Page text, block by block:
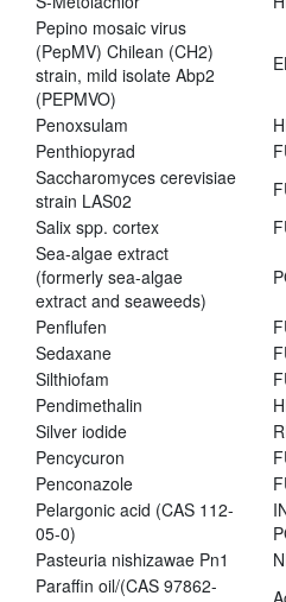
Pepino mosaic virus
(PepMV) Chilean (CH2)
strain, mild isolate Abp2
(PEPMVO)
Penoxsulam
Penthiopyrad
Saccharomyces cerevisiae
strain LAS02
Salix spp. cortex
Sea-algae extract
(formerly sea-algae
extract and seaweeds)
Penflufen
Sedaxane
Silthiofam
Pendimethalin
Silver iodide
Pencycuron
Penconazole
Pelargonic acid (CAS 112-
05-0)
Pasteuria nishizawae Pn1
Paraffin oil/(CAS 97862-